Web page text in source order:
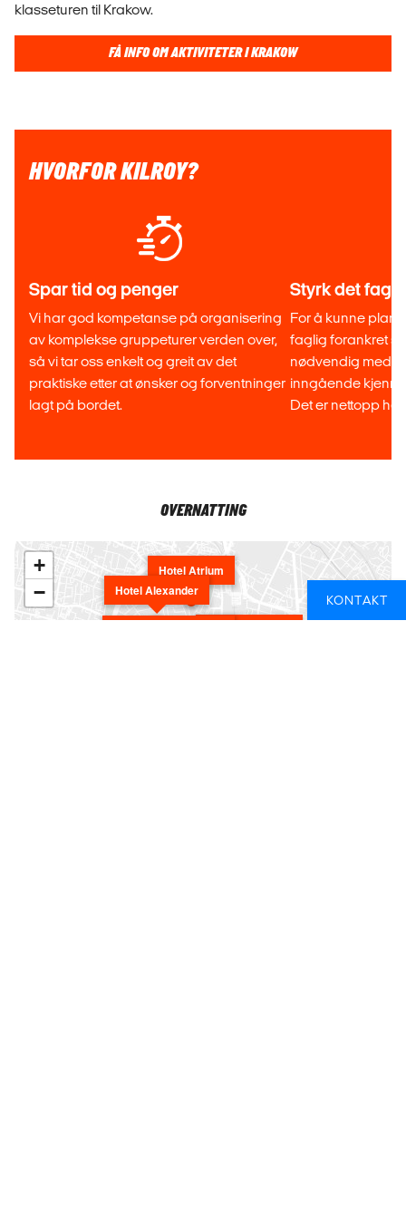
klasseturen til Krakow.
FÅ INFO OM AKTIVITETER I KRAKOW
HVORFOR KILROY?
Spar tid og penger
Vi har god kompetanse på organisering
av komplekse gruppeturer verden over,
så vi tar oss enkelt og greit av det
praktiske etter at ønsker og forventninger
lagt på bordet.
Styrk det
For å kunne
faglig forankret
nødvendig med
inngående
Det er nettopp
OVERNATTING
Hotel Atrium
Hotel Alexander
+
−
KONTAKT